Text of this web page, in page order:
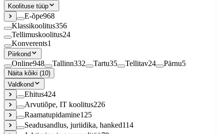
Koolituse tüüp
E-õpe968
Klassikoolitus356
Tellimuskoolitus24
Konverents1
Piirkond
Online948 Tallinn332 Tartu35 Tellitav24 Pärnu5
Näita kõiki (10)
Valdkond
Ehitus424
Arvutiõpe, IT koolitus226
Raamatupidamine125
Seadusandlus, juriidika, hanked114